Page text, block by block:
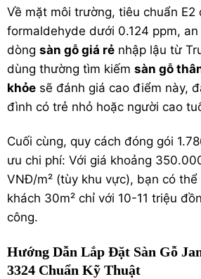
Về mặt môi trường, tiêu chuẩn E2
formaldehyde dưới 0.124 ppm,
dòng sàn gỗ giá rẻ nhập lậu từ
dùng thường tìm kiếm sàn gỗ
khỏe sẽ đánh giá cao điểm này,
đình có trẻ nhỏ hoặc người cao
Cuối cùng, quy cách đóng gói
ưu chi phí: Với giá khoảng
VNĐ/m² (tùy khu vực), bạn có
khách 30m² chỉ với 10-11 triệu
công.
Hướng Dẫn Lắp Đặt Sàn Gỗ
3324 Chuẩn Kỹ Thuật